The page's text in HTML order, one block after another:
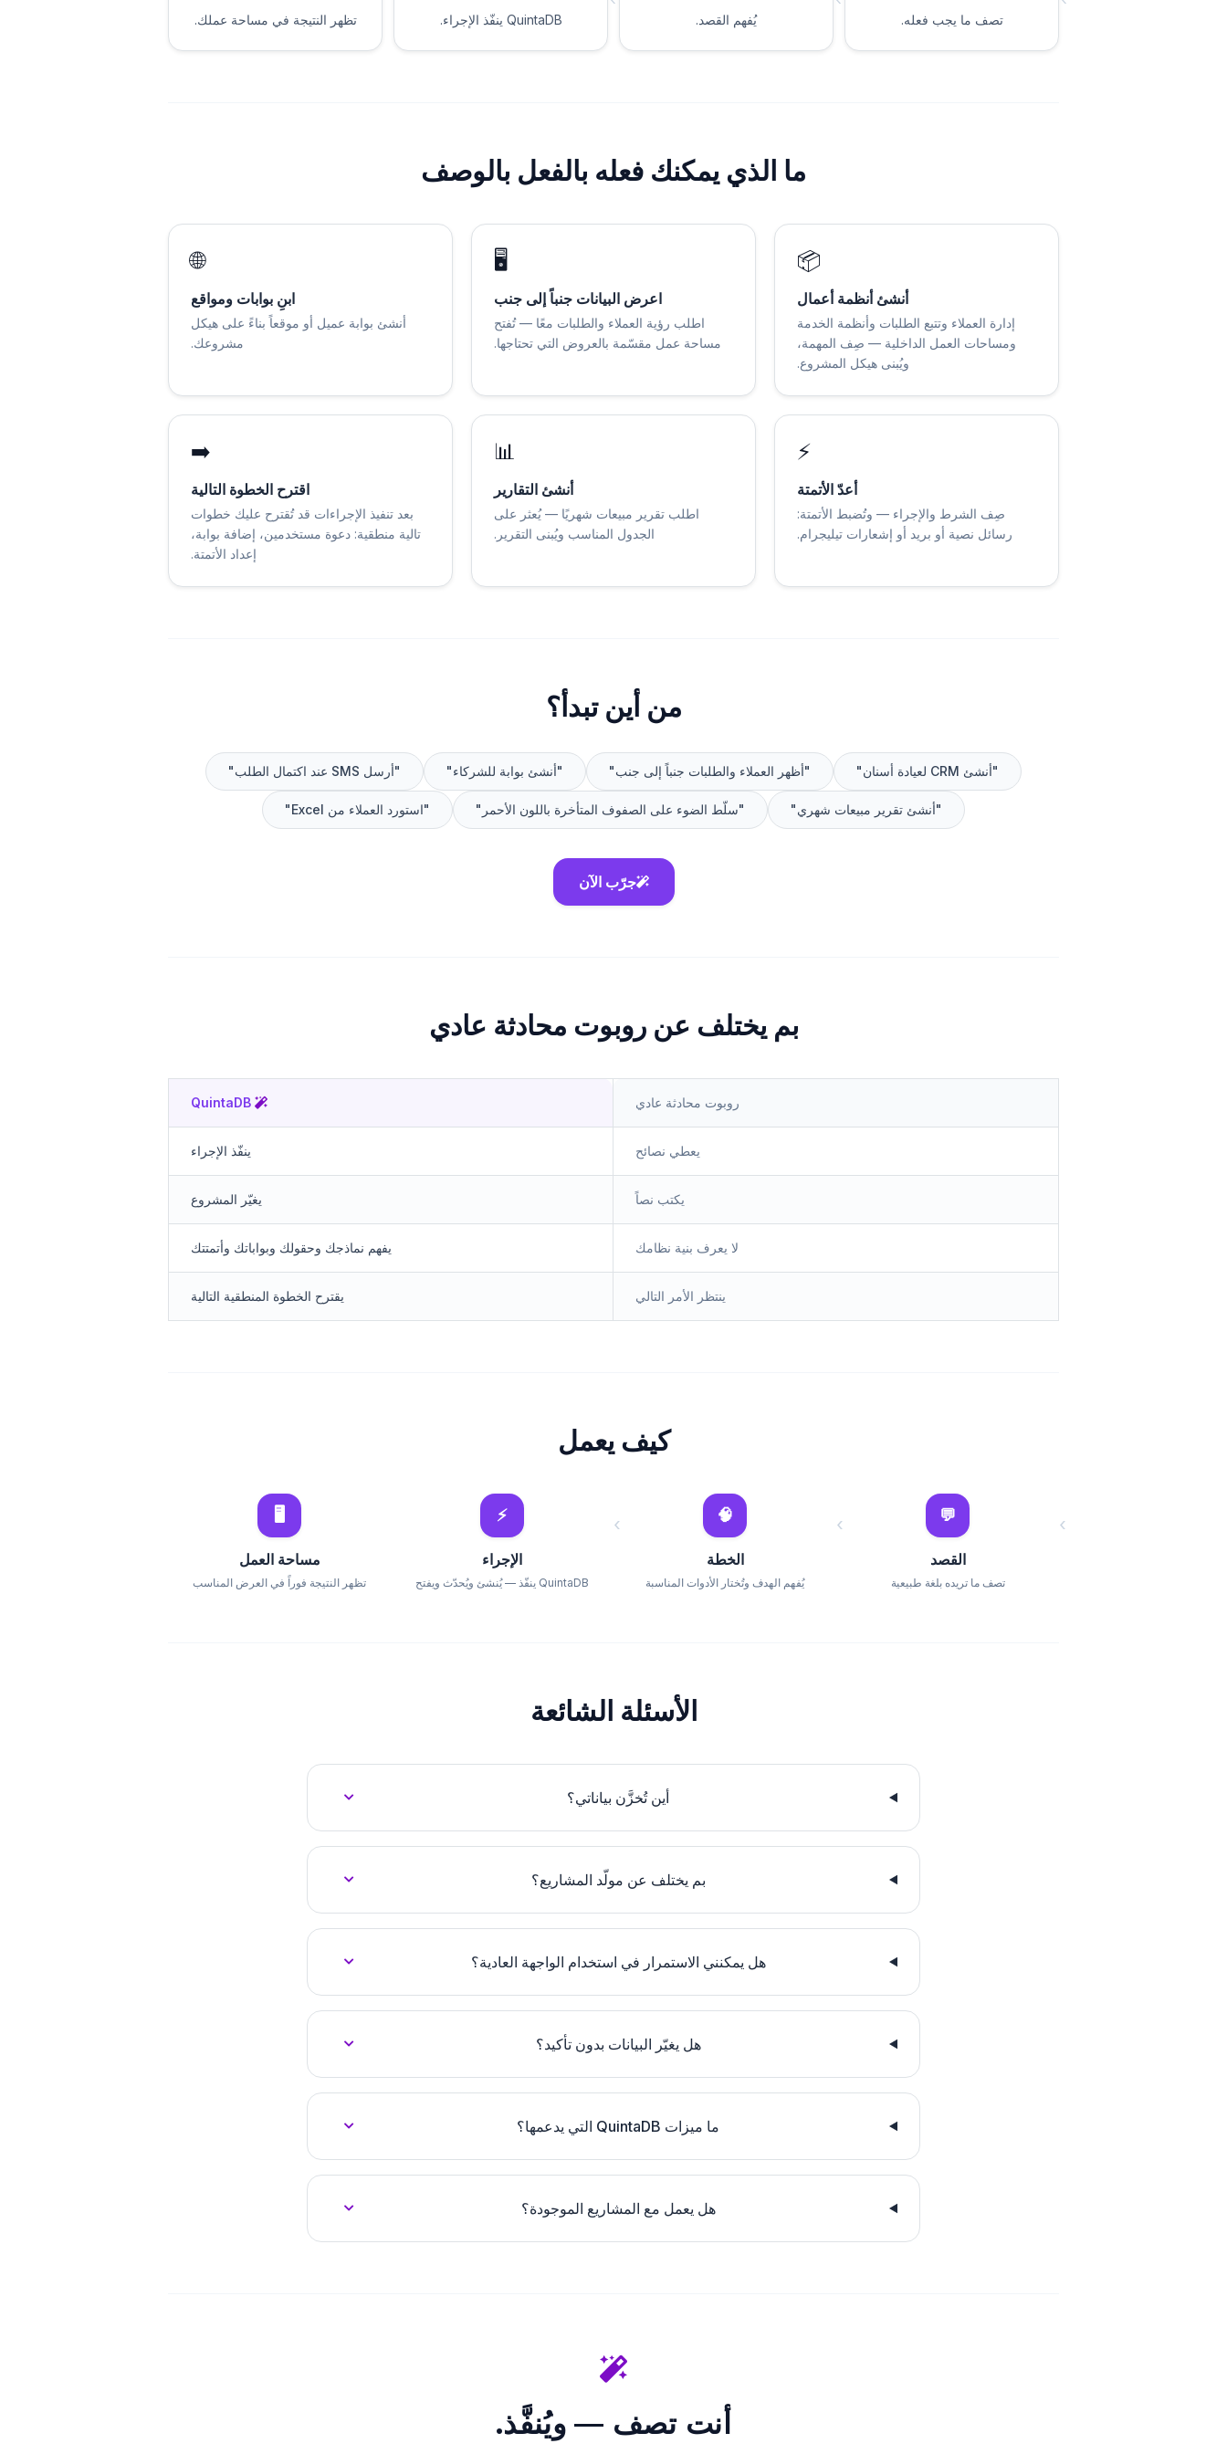
تصف ما يجب فعله. يُفهم القصد. QuintaDB ينفّذ الإجراء. تظهر النتيجة في مساحة عملك.
ما الذي يمكنك فعله بالفعل بالوصف
📦
أنشئ أنظمة أعمال
إدارة العملاء وتتبع الطلبات وأنظمة الخدمة
ومساحات العمل الداخلية — صِف المهمة،
ويُبنى هيكل المشروع.
🖥️
اعرض البيانات جنباً إلى جنب
اطلب رؤية العملاء والطلبات معًا — تُفتح
مساحة عمل مقسّمة بالعروض التي تحتاجها.
🌐
ابنِ بوابات ومواقع
أنشئ بوابة عميل أو موقعاً بناءً على هيكل
مشروعك.
⚡
أعدّ الأتمتة
صِف الشرط والإجراء — وتُضبط الأتمتة:
رسائل نصية أو بريد أو إشعارات تيليجرام.
📊
أنشئ التقارير
اطلب تقرير مبيعات شهريًا — يُعثر على
الجدول المناسب ويُبنى التقرير.
➡️
اقترح الخطوة التالية
بعد تنفيذ الإجراءات قد تُقترح عليك خطوات
تالية منطقية: دعوة مستخدمين، إضافة بوابة،
إعداد الأتمتة.
من أين تبدأ؟
"أنشئ CRM لعيادة أسنان" "أظهر العملاء والطلبات جنباً إلى جنب" "أنشئ بوابة للشركاء" "أرسل SMS عند اكتمال الطلب"
"أنشئ تقرير مبيعات شهري" "سلّط الضوء على الصفوف المتأخرة باللون الأحمر" "استورد العملاء من Excel"
جرّب الآن
بم يختلف عن روبوت محادثة عادي
روبوت محادثة عادي
يعطي نصائح ينفّذ الإجراء
يكتب نصاً يغيّر المشروع
لا يعرف بنية نظامك يفهم نماذجك وحقولك وبواباتك وأتمتتك
ينتظر الأمر التالي يقترح الخطوة المنطقية التالية
كيف يعمل
💬
القصد
تصف ما تريده بلغة طبيعية
›
🧠
الخطة
يُفهم الهدف وتُختار الأدوات المناسبة
›
⚡
الإجراء
QuintaDB ينفّذ — يُنشئ ويُحدّث ويفتح
›
🖥️
مساحة العمل
تظهر النتيجة فوراً في العرض المناسب
الأسئلة الشائعة
أين تُخزَّن بياناتي؟
بم يختلف عن مولّد المشاريع؟
هل يمكنني الاستمرار في استخدام الواجهة العادية؟
هل يغيّر البيانات بدون تأكيد؟
ما ميزات QuintaDB التي يدعمها؟
هل يعمل مع المشاريع الموجودة؟
أنت تصف — ويُنفَّذ.